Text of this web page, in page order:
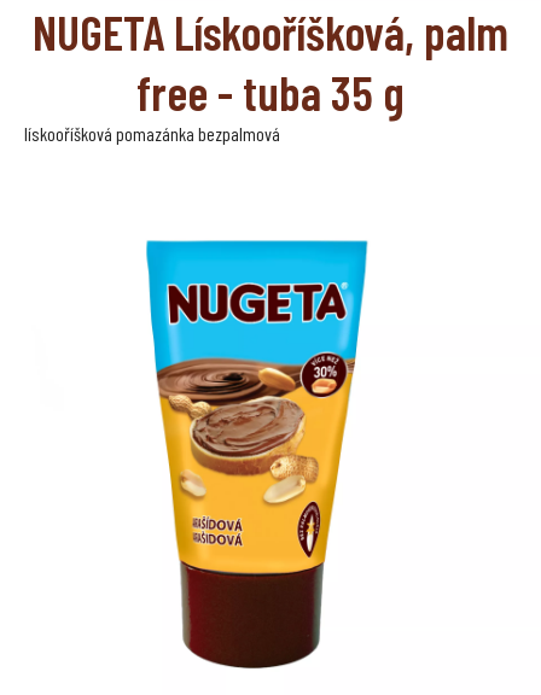
NUGETA Lískooříšková, palm
free - tuba 35 g
lískooříšková pomazánka bezpalmová